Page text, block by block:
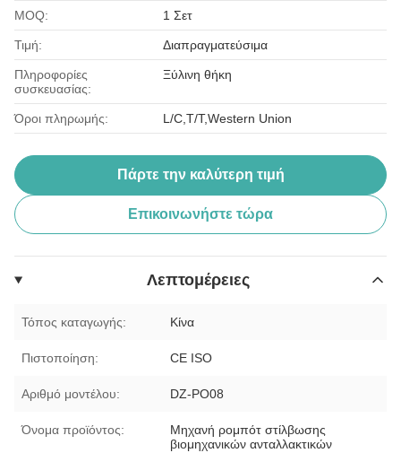
MOQ: 1 Σετ
Τιμή: Διαπραγματεύσιμα
Πληροφορίες
συσκευασίας:
Ξύλινη θήκη
Όροι πληρωμής: L/C,T/T,Western Union
Πάρτε την καλύτερη τιμή
Επικοινωνήστε τώρα
Λεπτομέρειες
Τόπος καταγωγής: Κίνα
Πιστοποίηση: CE ISO
Αριθμό μοντέλου: DZ-PO08
Όνομα προϊόντος:
Μηχανή ρομπότ στίλβωσης
βιομηχανικών ανταλλακτικών